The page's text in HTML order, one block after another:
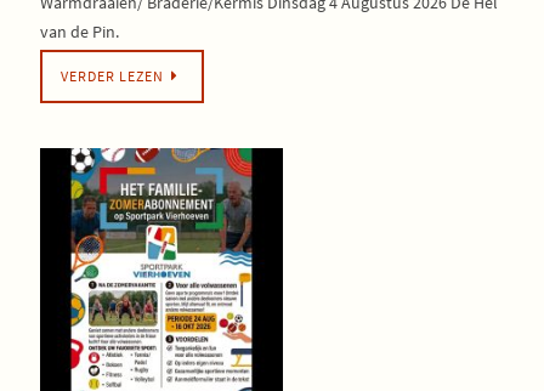
van de Pin.
VERDER LEZEN